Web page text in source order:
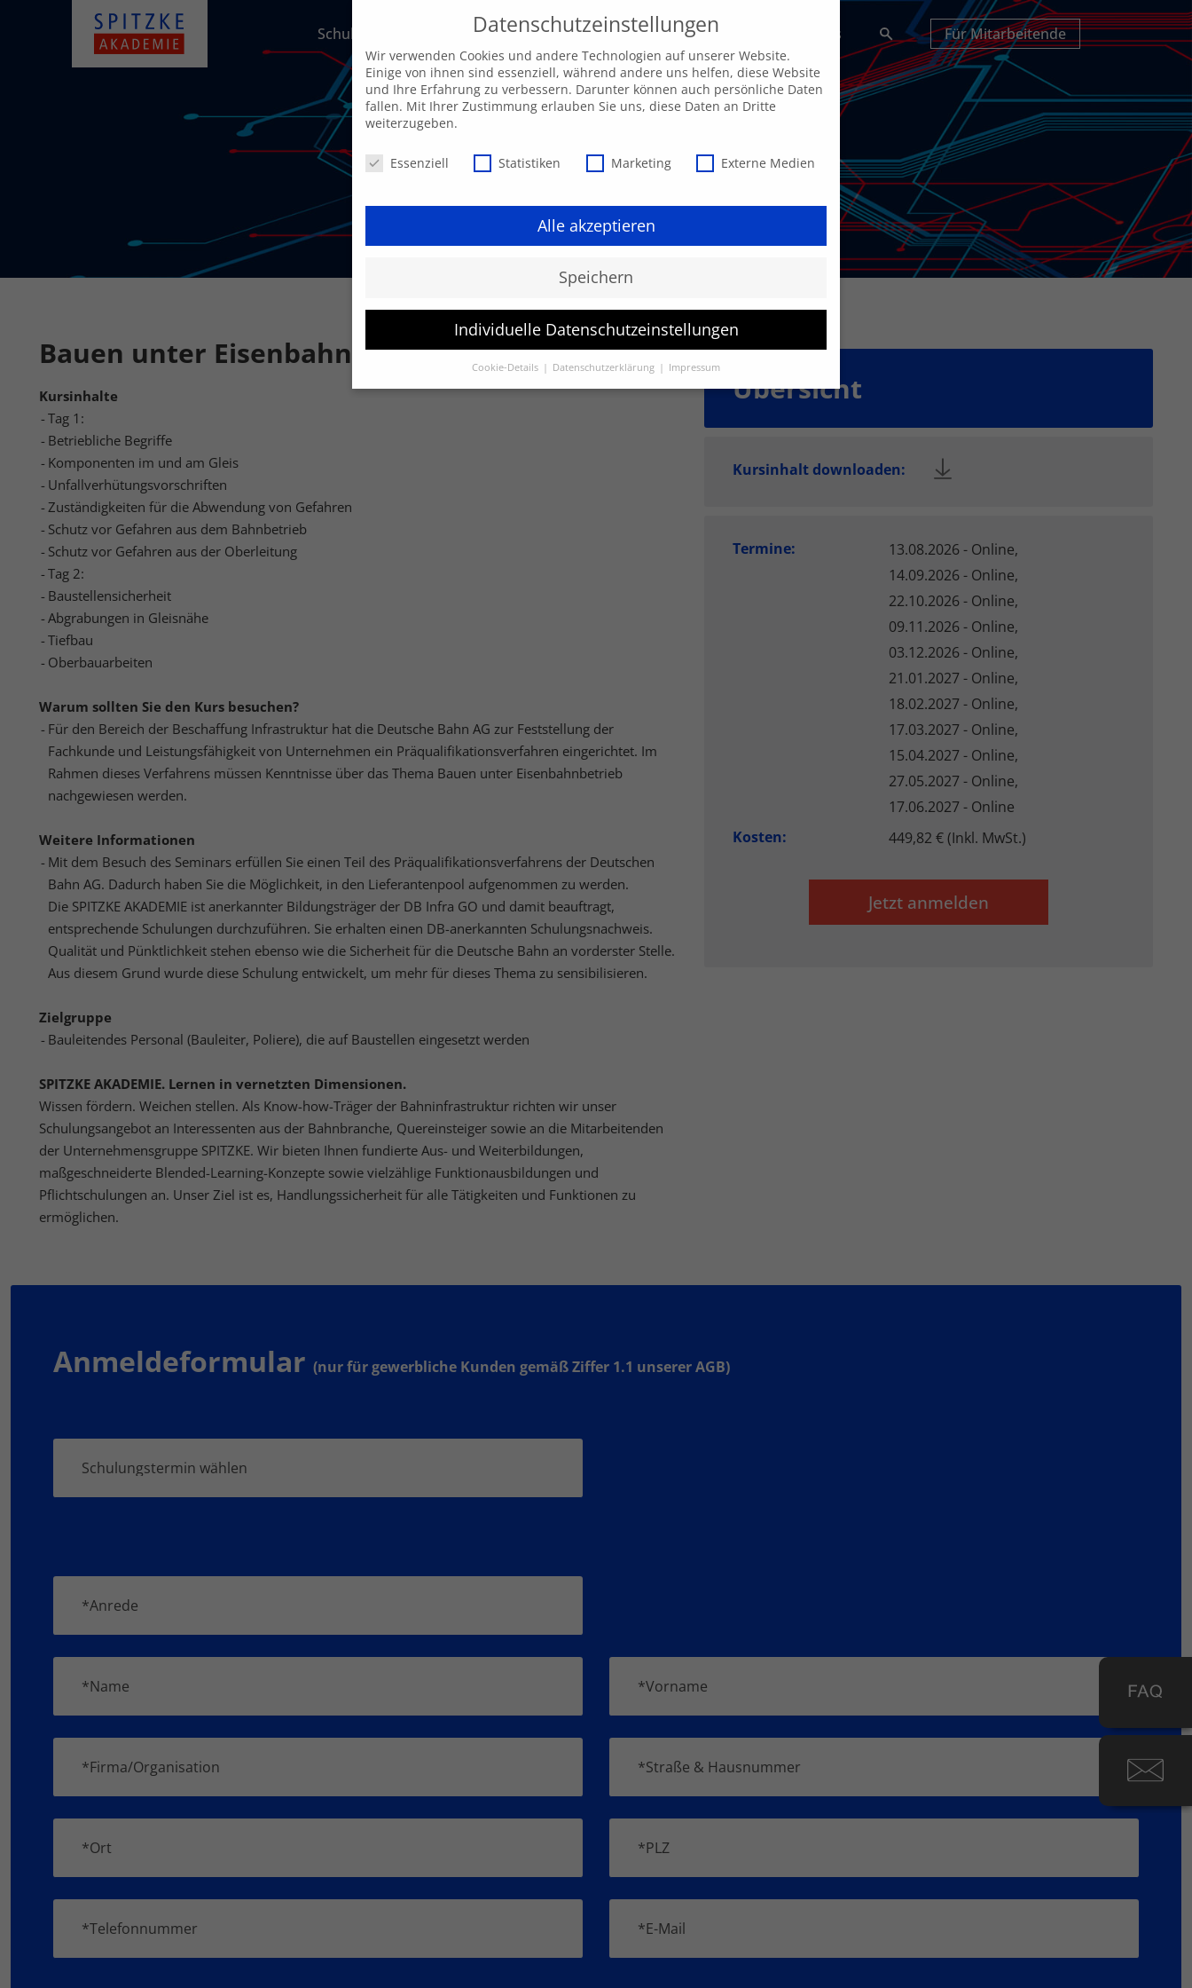
Schulungsangebot AKADEMIE Individuelle Anfrage Aktuelles
Suche
Für Mitarbeitende
Bauen unter Eisenbahnbetrieb
Kursinhalte
Tag 1:
Betriebliche Begriffe
Komponenten im und am Gleis
Unfallverhütungsvorschriften
Zuständigkeiten für die Abwendung von Gefahren
Schutz vor Gefahren aus dem Bahnbetrieb
Schutz vor Gefahren aus der Oberleitung
Tag 2:
Baustellensicherheit
Abgrabungen in Gleisnähe
Tiefbau
Oberbauarbeiten
Warum sollten Sie den Kurs besuchen?
Für den Bereich der Beschaffung Infrastruktur hat die Deutsche Bahn AG zur Feststellung der
Fachkunde und Leistungsfähigkeit von Unternehmen ein Präqualifikationsverfahren eingerichtet. Im
Rahmen dieses Verfahrens müssen Kenntnisse über das Thema Bauen unter Eisenbahnbetrieb
nachgewiesen werden.
Weitere Informationen
Mit dem Besuch des Seminars erfüllen Sie einen Teil des Präqualifikationsverfahrens der Deutschen
Bahn AG. Dadurch haben Sie die Möglichkeit, in den Lieferantenpool aufgenommen zu werden.
Die SPITZKE AKADEMIE ist anerkannter Bildungsträger der DB Infra GO und damit beauftragt,
entsprechende Schulungen durchzuführen. Sie erhalten einen DB-anerkannten Schulungsnachweis.
Qualität und Pünktlichkeit stehen ebenso wie die Sicherheit für die Deutsche Bahn an vorderster Stelle.
Aus diesem Grund wurde diese Schulung entwickelt, um mehr für dieses Thema zu sensibilisieren.
Zielgruppe
Bauleitendes Personal (Bauleiter, Poliere), die auf Baustellen eingesetzt werden
SPITZKE AKADEMIE. Lernen in vernetzten Dimensionen.
Wissen fördern. Weichen stellen. Als Know-how-Träger der Bahninfrastruktur richten wir unser
Schulungsangebot an Interessenten aus der Bahnbranche, Quereinsteiger sowie an die Mitarbeitenden
der Unternehmensgruppe SPITZKE. Wir bieten Ihnen fundierte Aus- und Weiterbildungen,
maßgeschneiderte Blended-Learning-Konzepte sowie vielzählige Funktionausbildungen und
Pflichtschulungen an. Unser Ziel ist es, Handlungssicherheit für alle Tätigkeiten und Funktionen zu
ermöglichen.
Übersicht
Kursinhalt downloaden:
Termine:
13.08.2026 - Online,
14.09.2026 - Online,
22.10.2026 - Online,
09.11.2026 - Online,
03.12.2026 - Online,
21.01.2027 - Online,
18.02.2027 - Online,
17.03.2027 - Online,
15.04.2027 - Online,
27.05.2027 - Online,
17.06.2027 - Online
Kosten:
449,82 € (Inkl. MwSt.)
Jetzt anmelden
Anmeldeformular (nur für gewerbliche Kunden gemäß Ziffer 1.1 unserer AGB)
Datenschutzeinstellungen
Wir verwenden Cookies und andere Technologien auf unserer Website.
Einige von ihnen sind essenziell, während andere uns helfen, diese Website
und Ihre Erfahrung zu verbessern. Darunter können auch persönliche Daten
fallen. Mit Ihrer Zustimmung erlauben Sie uns, diese Daten an Dritte
weiterzugeben.
Datenschutzeinstellungen
Essenziell Statistiken Marketing Externe Medien
Alle akzeptieren
Speichern
Individuelle Datenschutzeinstellungen
Cookie-Details Datenschutzerklärung Impressum
Datenschutzeinstellungen
Marketing (4)
Externe Medien (5)
Inhalte von Videoplattformen und Social-Media-Plattformen werden standardmäßig
blockiert. Wenn Cookies von externen Medien akzeptiert werden, bedarf der Zugriff auf
diese Inhalte keiner manuellen Einwilligung mehr.